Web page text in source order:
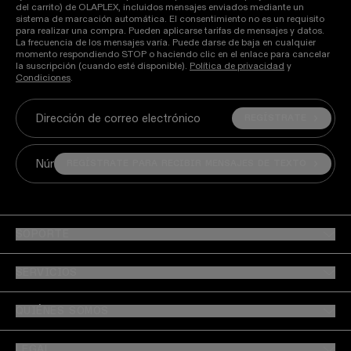
del carrito) de OLAPLEX, incluidos mensajes enviados mediante un
sistema de marcación automática. El consentimiento no es un requisito
para realizar una compra. Pueden aplicarse tarifas de mensajes y datos.
La frecuencia de los mensajes varía. Puede darse de baja en cualquier
momento respondiendo STOP o haciendo clic en el enlace para cancelar
la suscripción (cuando esté disponible). Política de privacidad y
Condiciones
Dirección de correo electrónico
Número de teléfono móvil